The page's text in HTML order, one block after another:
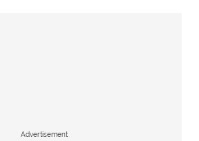
Advertisement